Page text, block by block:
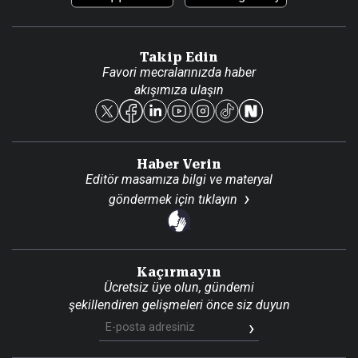
Reklam Ver
Takip Edin
Favori mecralarınızda haber
akışımıza ulaşın
Haber Verin
Editör masamıza bilgi ve materyal
göndermek için tıklayın
Kaçırmayın
Ücretsiz üye olun, gündemi
şekillendiren gelişmeleri önce siz duyun